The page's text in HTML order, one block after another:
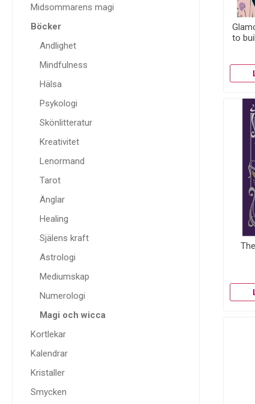
to
Midsommarens magi
Böcker
Andlighet
Mindfulness
Hälsa
Psykologi
Skönlitteratur
Kreativitet
Lenormand
Tarot
Änglar
Healing
Själens kraft
Astrologi
Mediumskap
Numerologi
Magi och wicca
Kortlekar
Kalendrar
Kristaller
Smycken